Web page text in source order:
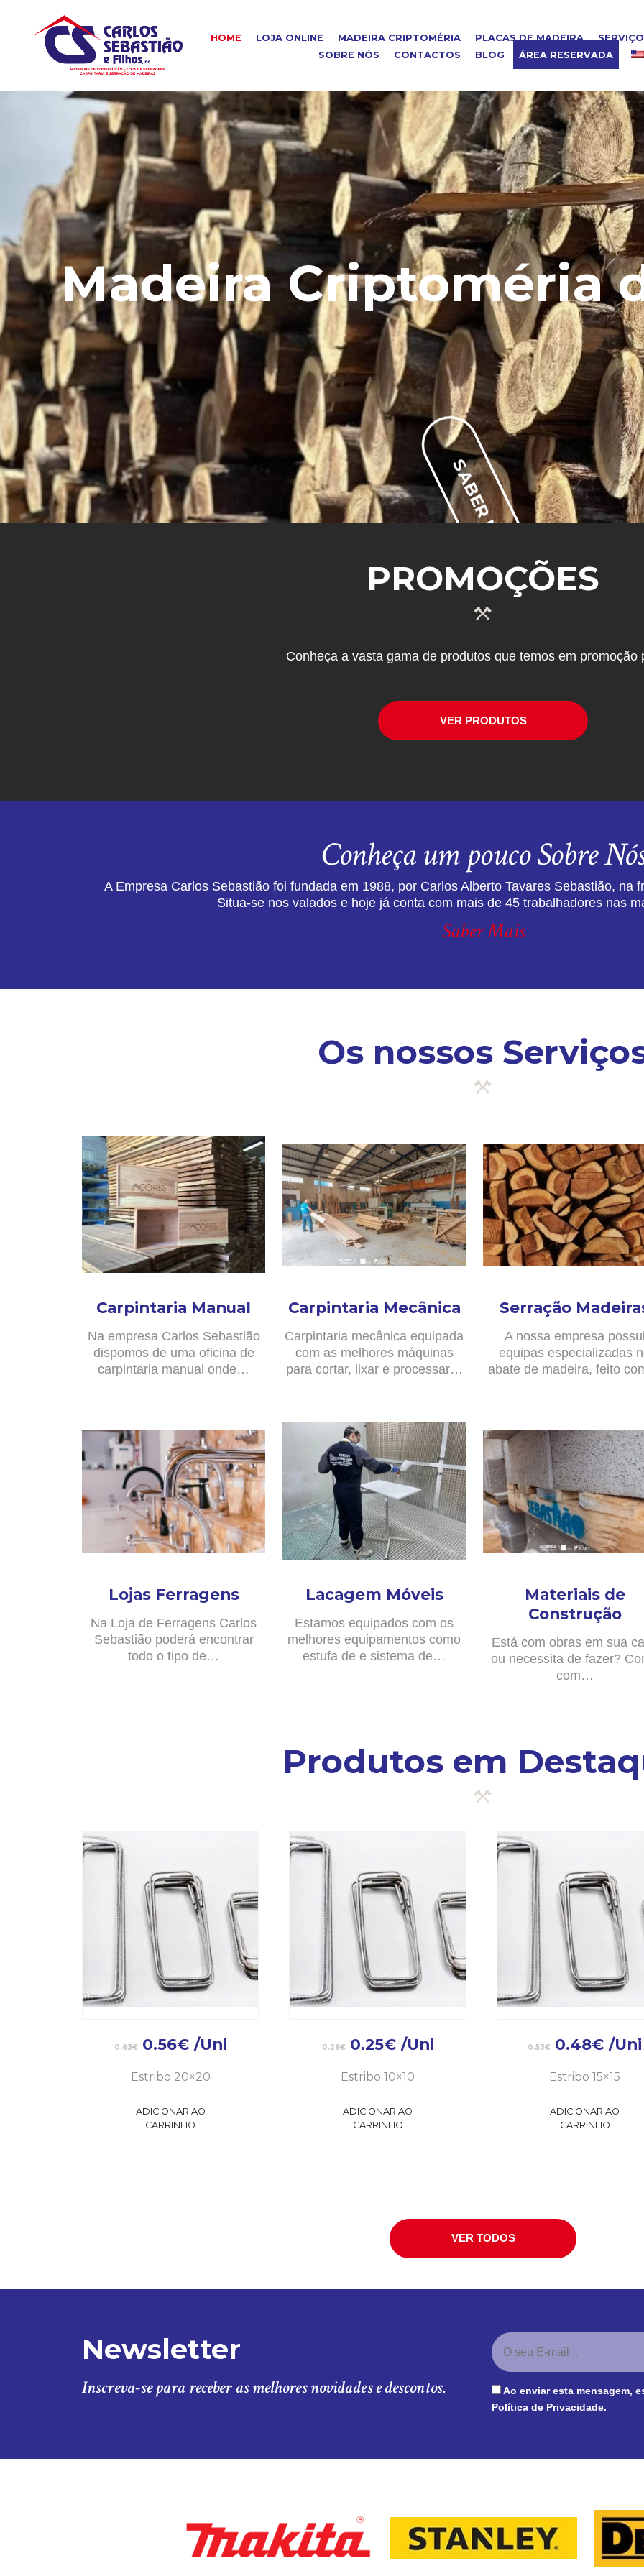
HOME LOJA ONLINE MADEIRA CRIPTOMÉRIA PLACAS DE MADEIRA
SOBRE NÓS
CONTACTOS BLOG ÁREA RESERVADA
Madeira Criptoméria
SABER MAIS
PROMOÇÕES
Conheça a vasta gama de produtos que temos em promoção
VER PRODUTOS
Conheça um pouco Sobre
A Empresa Carlos Sebastião foi fundada em 1988, por Carlos Alberto Tavares Sebastião, na
Situa-se nos valados e hoje já conta com mais de 45 trabalhadores nas
Saber Mais
Os nossos
Carpintaria Manual
Na empresa Carlos Sebastião
dispomos de uma oficina de
carpintaria manual onde…
Carpintaria Mecânica
Carpintaria mecânica equipada
com as melhores máquinas
para cortar, lixar e processar…
Serração
A nossa empresa
equipas especializadas
abate de madeira, feito
Lojas Ferragens
Na Loja de Ferragens Carlos
Sebastião poderá encontrar
todo o tipo de…
Lacagem Móveis
Estamos equipados com os
melhores equipamentos como
estufa de e sistema de…
Materiais de
Construção
Está com obras em sua
ou necessita de fazer?
com…
Produtos em
0.63€ 0.56€ /Uni
Estribo 20×20
ADICIONAR AO
CARRINHO
0.28€ 0.25€ /Uni
Estribo 10×10
ADICIONAR AO
CARRINHO
0.53€ 0.48€ /Uni
Estribo 15×15
ADICIONAR AO
CARRINHO
VER TODOS
Newsletter
Inscreva-se para receber as melhores novidades e descontos.
Ao enviar esta mensagem,
Política de Privacidade.